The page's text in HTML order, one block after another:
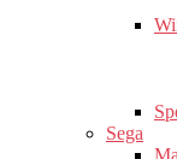
Sega